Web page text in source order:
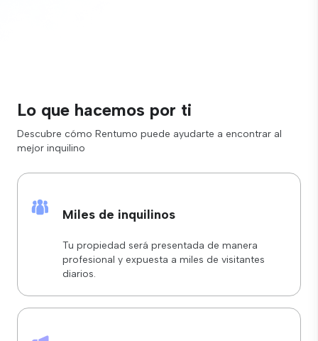
Lo que hacemos por ti
Descubre cómo Rentumo puede ayudarte a encontrar al
mejor inquilino
Miles de inquilinos
Tu propiedad será presentada de manera
profesional y expuesta a miles de visitantes
diarios.